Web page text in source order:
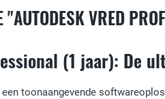
VRED
(1 jaar): De
een toonaangevende